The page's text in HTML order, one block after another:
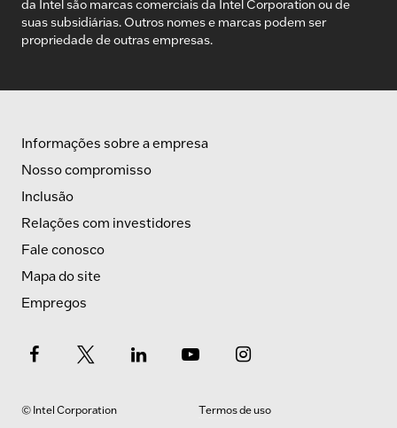
da Intel são marcas comerciais da Intel Corporation ou de
suas subsidiárias. Outros nomes e marcas podem ser
propriedade de outras empresas.
Informações sobre a empresa
Nosso compromisso
Inclusão
Relações com investidores
Fale conosco
Mapa do site
Empregos
© Intel Corporation
Termos de uso